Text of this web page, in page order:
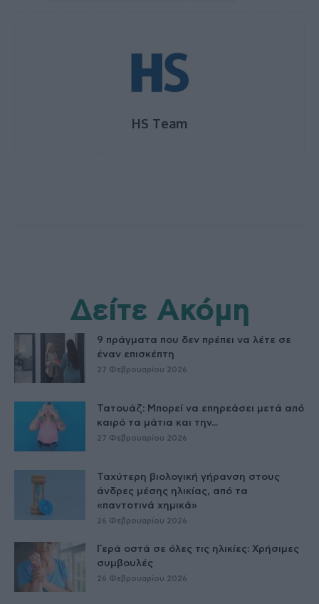
HS Team
Δείτε Ακόμη
9 πράγματα που δεν πρέπει να λέτε σε
έναν επισκέπτη
27 Φεβρουαρίου 2026
Τατουάζ: Μπορεί να επηρεάσει μετά από
καιρό τα μάτια και την...
27 Φεβρουαρίου 2026
Ταχύτερη βιολογική γήρανση στους
άνδρες μέσης ηλικίας, από τα
«παντοτινά χημικά»
26 Φεβρουαρίου 2026
Γερά οστά σε όλες τις ηλικίες: Χρήσιμες
συμβουλές
26 Φεβρουαρίου 2026